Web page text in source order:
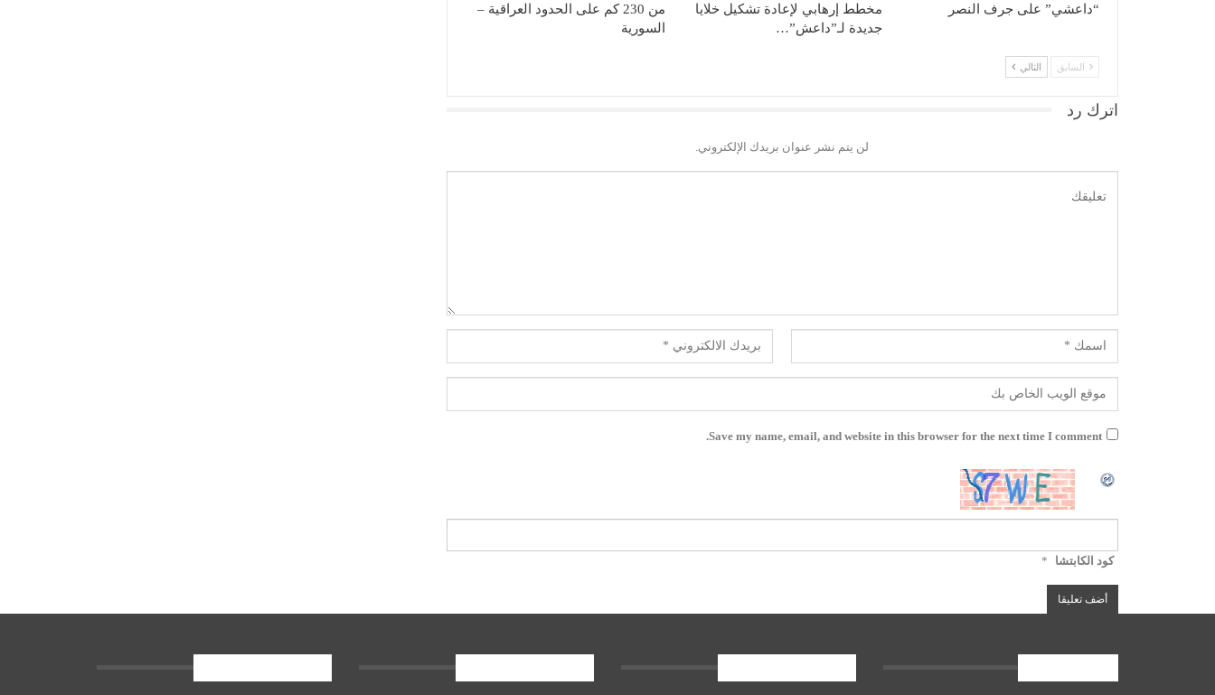
“داعشي” على جرف النصر
ﻣﺨﻄﻂ إرﻫﺎﺑﻲ لإعادة تشكيل خلايا
جديدة لـ”داعش”…
من 230 كم على الحدود العراقية –
السورية
السابق التالي
اترك رد
لن يتم نشر عنوان بريدك الإلكتروني.
Save my name, email, and website in this browser for the next time I comment.
كود الكابتشا *